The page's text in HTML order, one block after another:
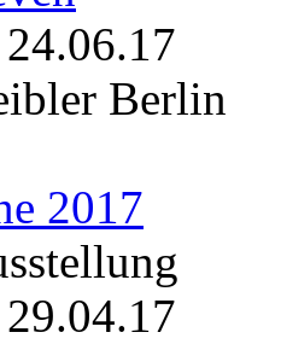
24.06.17
Berlin
2017
29.04.17